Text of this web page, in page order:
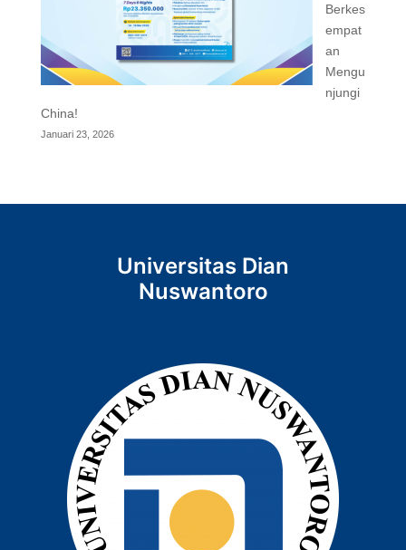
Berkes
empat
an
Mengu
njungi
China!
Januari 23, 2026
Universitas Dian
Nuswantoro